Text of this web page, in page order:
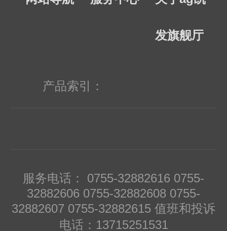
发旗舰厅
产品索引：
服务电话： 0755-32882616 0755-
32882606 0755-32882608 0755-
32882607 0755-32882615 值班和投诉
电话：13715251531